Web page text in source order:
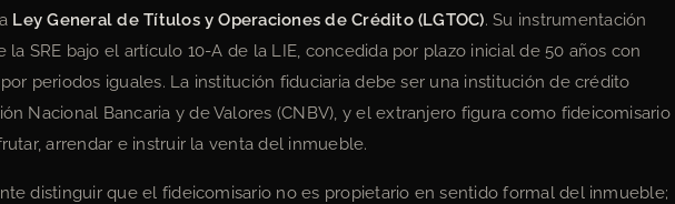
Ley General de Títulos y Operaciones de Crédito (LGTOC). Su instrumentación
la SRE bajo el artículo 10-A de la LIE, concedida por plazo inicial de 50 años con
periodos iguales. La institución fiduciaria debe ser una institución de crédito
Nacional Bancaria y de Valores (CNBV), y el extranjero figura como fideicomisario
arrendar e instruir la venta del inmueble.
distinguir que el fideicomisario no es propietario en sentido formal del inmueble;